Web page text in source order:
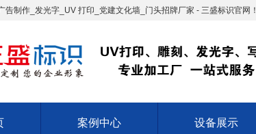
告制作_发光字_UV 打印_党建文化墙_门头招牌厂家 - 三盛标识官网！
案例中心 设备展示